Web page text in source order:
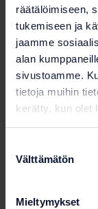
räätälöimiseen,
tukemiseen ja
jaamme
alan
sivustoamme.
tietoja muihin
kerätty, kun olet
valinta
Välttämätön
Mieltymykset
Lisätietoja